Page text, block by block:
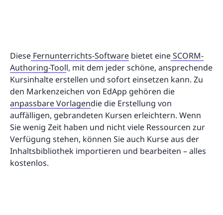
Diese Fernunterrichts-Software bietet eineSCORM-
Authoring-Tooll, mit dem jeder schöne, ansprechende
Kursinhalte erstellen und sofort einsetzen kann. Zu
den Markenzeichen von EdApp gehören die
anpassbare Vorlagendie die Erstellung von
auffälligen, gebrandeten Kursen erleichtern. Wenn
Sie wenig Zeit haben und nicht viele Ressourcen zur
Verfügung stehen, können Sie auch Kurse aus der
Inhaltsbibliothek importieren und bearbeiten – alles
kostenlos.